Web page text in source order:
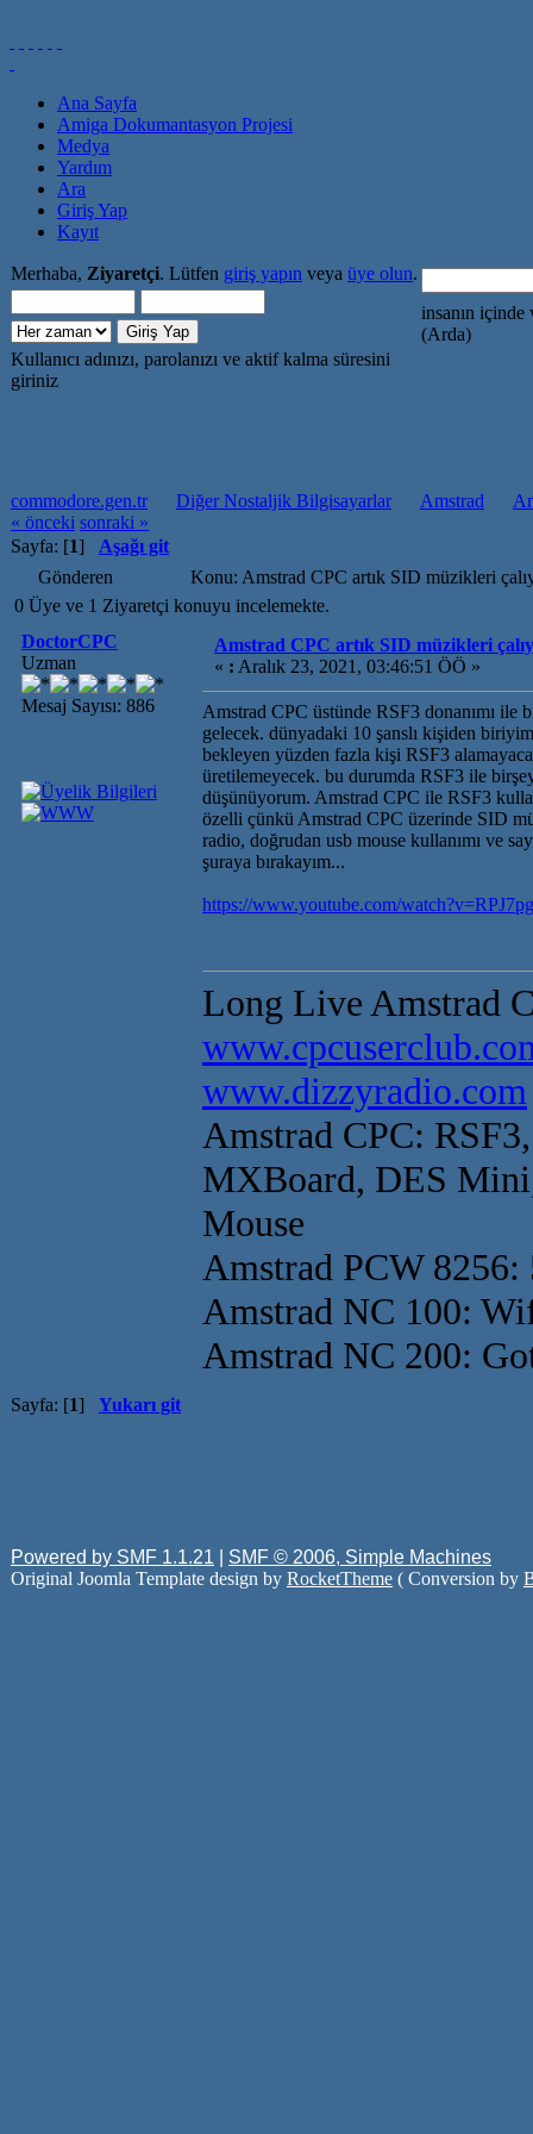
Ana Sayfa
Amiga Dokumantasyon Projesi
Medya
Yardım
Ara
Giriş Yap
Kayıt
Merhaba, Ziyaretçi. Lütfen giriş yapın veya üye olun.
Kullanıcı adınızı, parolanızı ve aktif kalma süresini
giriniz
insanın içinde
(Arda)
commodore.gen.tr Diğer Nostaljik Bilgisayarlar Amstrad
« önceki sonraki »
Sayfa: [1] Aşağı git
Gönderen
Konu: Amstrad CPC artık SID müzikleri
0 Üye ve 1 Ziyaretçi konuyu incelemekte.
DoctorCPC
Uzman
Mesaj Sayısı: 886
Amstrad CPC artık SID müzikleri
« : Aralık 23, 2021, 03:46:51 ÖÖ »
Amstrad CPC üstünde RSF3 donanımı ile
gelecek. dünyadaki 10 şanslı kişiden
bekleyen yüzden fazla kişi RSF3
üretilemeyecek. bu durumda RSF3 ile
düşünüyorum. Amstrad CPC ile RSF3
özelli çünkü Amstrad CPC üzerinde SID
radio, doğrudan usb mouse kullanımı ve
şuraya bırakayım...
https://www.youtube.com/
Long Live Amstrad
www.dizzyradio.com
Amstrad CPC:
MXBoard, DES
Mouse
Amstrad PCW
Amstrad NC 100:
Amstrad NC 200:
Sayfa: [1] Yukarı git
Powered by SMF 1.1.21
SMF © 2006, Simple Machines
Original Joomla Template design by RocketTheme ( Conversion by